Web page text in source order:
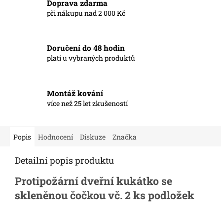
Doprava zdarma
při nákupu nad 2 000 Kč
Doručení do 48 hodin
platí u vybraných produktů
Montáž kování
více než 25 let zkušeností
Popis Hodnocení Diskuze Značka
Detailní popis produktu
Protipožární dveřní kukátko se
skleněnou čočkou vč. 2 ks podložek